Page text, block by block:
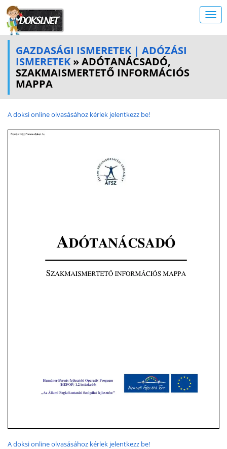
GAZDASÁGI ISMERETEK | ADÓZÁSI
ISMERETEK » ADÓTANÁCSADÓ,
SZAKMAISMERTETŐ INFORMÁCIÓS
MAPPA
A doksi online olvasásához kérlek jelentkezz be!
A doksi online olvasásához kérlek jelentkezz be!